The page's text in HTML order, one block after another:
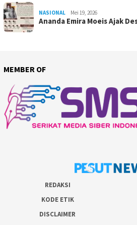
NASIONAL Mei 19, 2026
Ananda Emira Moeis Ajak
MEMBER OF
REDAKSI
KODE ETIK
DISCLAIMER